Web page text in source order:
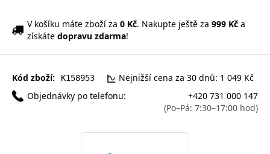
V košíku máte zboží za 0 Kč. Nakupte ještě za 999 Kč a
získáte dopravu zdarma!
Kód zboží: K158953
Nejnižší cena za 30 dnů: 1 049 Kč
Objednávky po telefonu:
+420 731 000 147
(Po–Pá: 7:30–17:00 hod)